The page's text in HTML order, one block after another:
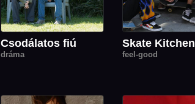
Csodálatos fiú
dráma
Skate Kitchen
feel-good